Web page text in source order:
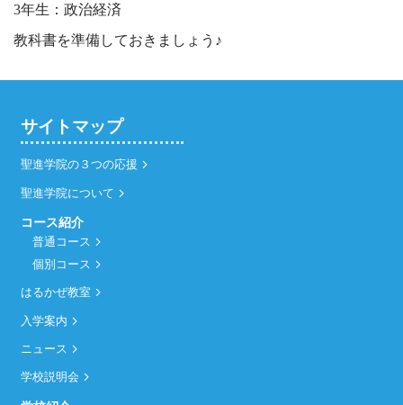
3年生：政治経済
教科書を準備しておきましょう♪
サイトマップ
聖進学院の３つの応援
聖進学院について
コース紹介
普通コース
個別コース
はるかぜ教室
入学案内
ニュース
学校説明会